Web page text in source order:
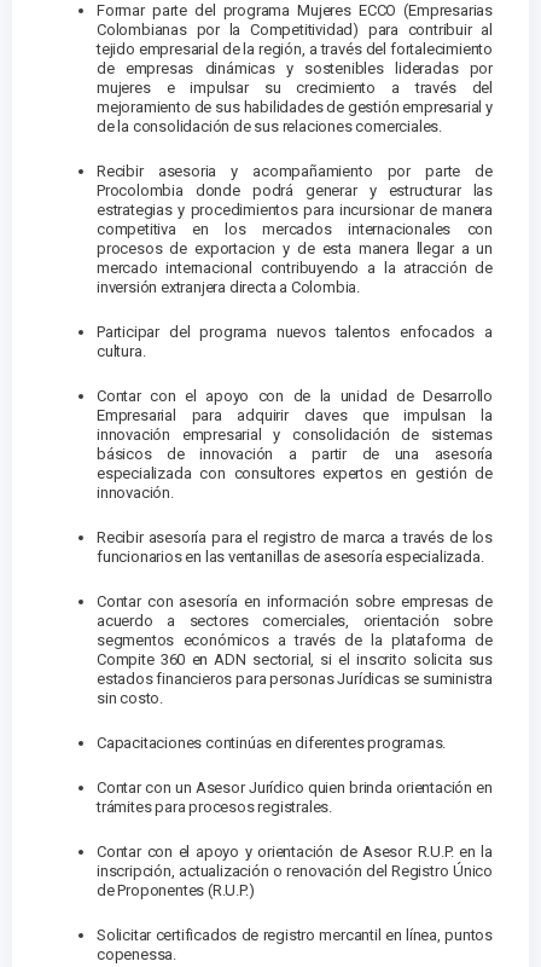
Formar parte del programa Mujeres ECCO (Empresarias
Colombianas por la Competitividad) para contribuir al
tejido empresarial de la región, a través del fortalecimiento
de empresas dinámicas y sostenibles lideradas por
mujeres e impulsar su crecimiento a través del
mejoramiento de sus habilidades de gestión empresarial y
de la consolidación de sus relaciones comerciales.
Recibir asesoria y acompañamiento por parte de
Procolombia donde podrá generar y estructurar las
estrategias y procedimientos para incursionar de manera
competitiva en los mercados internacionales con
procesos de exportacion y de esta manera llegar a un
mercado internacional contribuyendo a la atracción de
inversión extranjera directa a Colombia.
Participar del programa nuevos talentos enfocados a
cultura.
Contar con el apoyo con de la unidad de Desarrollo
Empresarial para adquirir claves que impulsan la
innovación empresarial y consolidación de sistemas
básicos de innovación a partir de una asesoría
especializada con consultores expertos en gestión de
innovación.
Recibir asesoría para el registro de marca a través de los
funcionarios en las ventanillas de asesoría especializada.
Contar con asesoría en información sobre empresas de
acuerdo a sectores comerciales, orientación sobre
segmentos económicos a través de la plataforma de
Compite 360 en ADN sectorial, si el inscrito solicita sus
estados financieros para personas Jurídicas se suministra
sin costo.
Capacitaciones continúas en diferentes programas.
Contar con un Asesor Jurídico quien brinda orientación en
trámites para procesos registrales.
Contar con el apoyo y orientación de Asesor R.U.P. en la
inscripción, actualización o renovación del Registro Único
de Proponentes (R.U.P.)
Solicitar certificados de registro mercantil en línea, puntos
copenessa.